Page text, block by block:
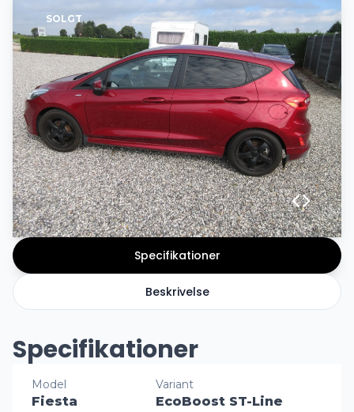
SOLGT
Specifikationer
Beskrivelse
Specifikationer
Model
Fiesta
Variant
EcoBoost ST-Line